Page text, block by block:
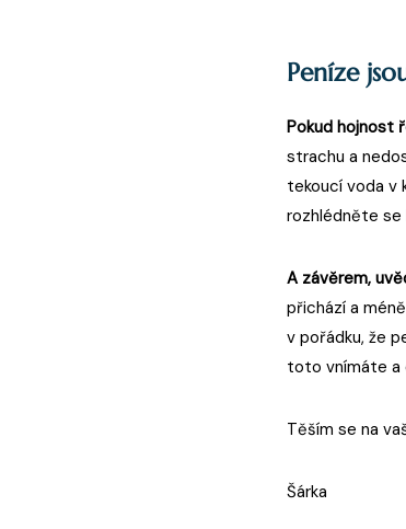
Peníze
Pokud hojnost
strachu a
tekoucí voda v
rozhlédněte se
A závěrem,
přichází a
v pořádku, že
toto vnímáte a
Těším se na
Šárka